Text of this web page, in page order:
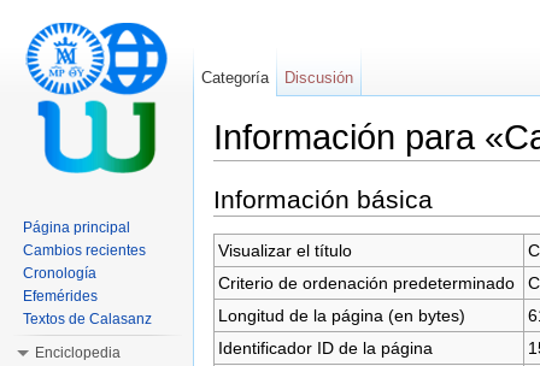
Información para
Información básica
Visualizar el título
Criterio de ordenación predeterminado
Longitud de la página (en bytes)
Identificador ID de la página
Categoría Discusión
Página principal
Cambios recientes
Cronología
Efemérides
Textos de Calasanz
Enciclopedia